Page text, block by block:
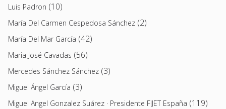
Luis Padron (10)
María Del Carmen Cespedosa Sánchez (2)
María Del Mar García (42)
Maria José Cavadas (56)
Mercedes Sánchez Sánchez (3)
Miguel Ángel García (3)
Miguel Angel Gonzalez Suárez · Presidente FIJET España (119)